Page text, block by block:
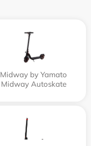
Midway by Yamato
Midway Autoskate